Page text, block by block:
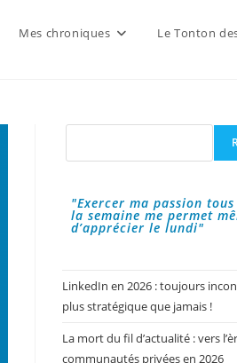
Mes chroniques Le Tonton
"Exercer ma passion
la semaine me permet
d’apprécier le lundi"
LinkedIn en 2026 : toujours
plus stratégique que jamais !
La mort du fil d’actualité : vers
communautés privées en 2026